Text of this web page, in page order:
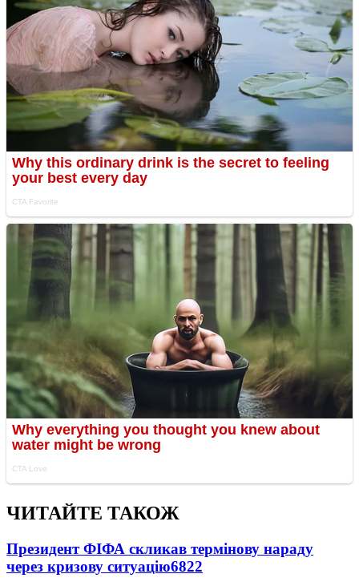
ЧИТАЙТЕ ТАКОЖ
Президент ФІФА скликав термінову нараду
через кризову ситуацію6822